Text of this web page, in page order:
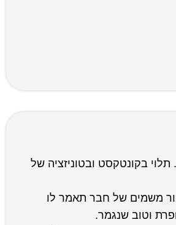
בקונטקסט ובטוניזציה של
סיפור משמים של חבר תאמר לו
וטוב שנגמר.